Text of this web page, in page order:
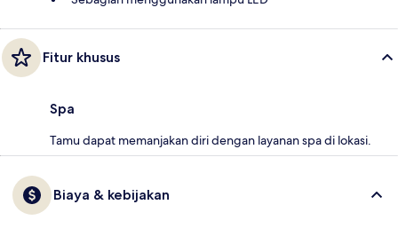
Fitur khusus
Spa
Tamu dapat memanjakan diri dengan layanan spa di lokasi.
Biaya & kebijakan